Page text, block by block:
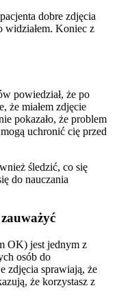
dobre zdjęcia
widziałem. Koniec z
powiedział, że po
że miałem zdjęcie
pokazało, że problem
uchronić cię przed
śledzić, co się
do nauczania
OK) jest jednym z
osób do
zdjęcia sprawiają, że
że korzystasz z